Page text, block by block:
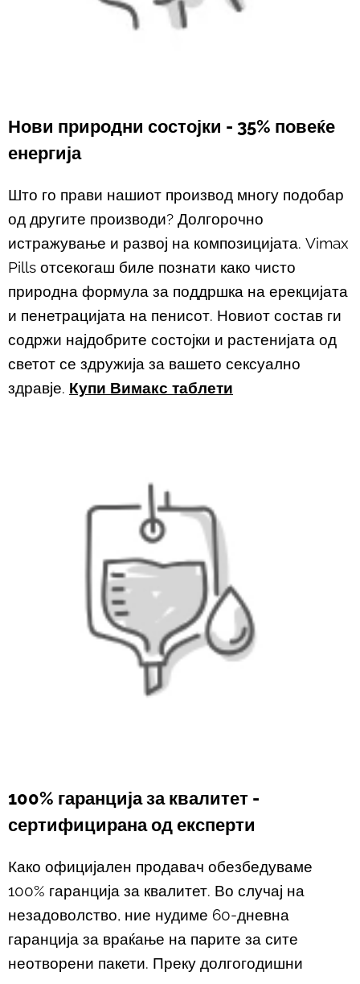
Нови природни состојки - 35% повеќе
енергија
Што го прави нашиот производ многу подобар
од другите производи? Долгорочно
истражување и развој на композицијата. Vimax
Pills отсекогаш биле познати како чисто
природна формула за поддршка на ерекцијата
и пенетрацијата на пенисот. Новиот состав ги
содржи најдобрите состојки и растенијата од
светот се здружија за вашето сексуално
здравје. Купи Вимакс таблети
100% гаранција за квалитет -
сертифицирана од експерти
Како официјален продавач обезбедуваме
100% гаранција за квалитет. Во случај на
незадоволство, ние нудиме 60-дневна
гаранција за враќање на парите за сите
неотворени пакети. Преку долгогодишни